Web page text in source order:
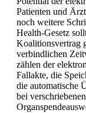
Patienten und
noch weitere
Health-Gesetz
Koalitionsvertrag
verbindlichen
zählen der
Fallakte, die
die automatische
bei